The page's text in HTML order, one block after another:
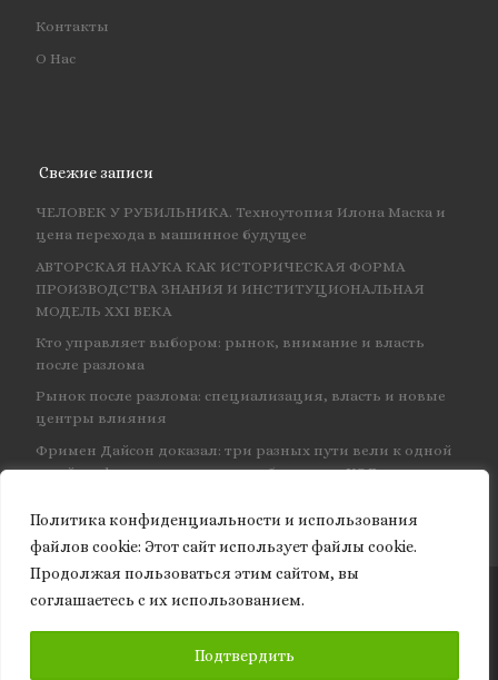
Политика конфиденциальности и использования
файлов сookie: Этот сайт использует файлы cookie.
Продолжая пользоваться этим сайтом, вы
соглашаетесь с их использованием.
Подтвердить
Контакты
О Нас
Свежие записи
ЧЕЛОВЕК У РУБИЛЬНИКА. Техноутопия Илона Маска и
цена перехода в машинное будущее
АВТОРСКАЯ НАУКА КАК ИСТОРИЧЕСКАЯ ФОРМА
ПРОИЗВОДСТВА ЗНАНИЯ И ИНСТИТУЦИОНАЛЬНАЯ
МОДЕЛЬ XXI ВЕКА
Кто управляет выбором: рынок, внимание и власть
после разлома
Рынок после разлома: специализация, власть и новые
центры влияния
Фримен Дайсон доказал: три разных пути вели к одной
и той же физике — и навсегда объединил КЭД
© 2026Granite of science– Все права защищены